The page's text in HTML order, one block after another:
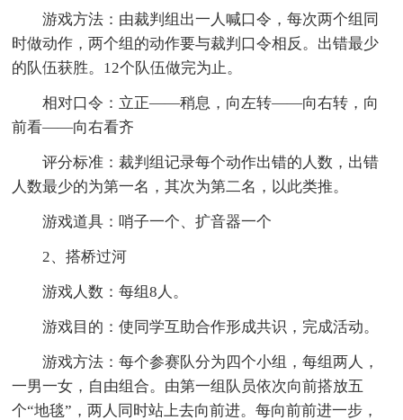
游戏方法：由裁判组出一人喊口令，每次两个组同
时做动作，两个组的动作要与裁判口令相反。出错最少
的队伍获胜。12个队伍做完为止。
相对口令：立正——稍息，向左转——向右转，向
前看——向右看齐
评分标准：裁判组记录每个动作出错的人数，出错
人数最少的为第一名，其次为第二名，以此类推。
游戏道具：哨子一个、扩音器一个
2、搭桥过河
游戏人数：每组8人。
游戏目的：使同学互助合作形成共识，完成活动。
游戏方法：每个参赛队分为四个小组，每组两人，
一男一女，自由组合。由第一组队员依次向前搭放五
个“地毯”，两人同时站上去向前进。每向前前进一步，